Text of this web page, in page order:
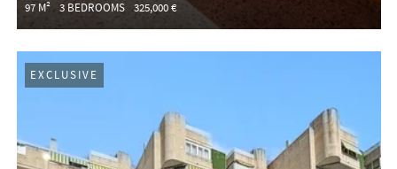
97 M² 3 BEDROOMS 325,000 €
EXCLUSIVE